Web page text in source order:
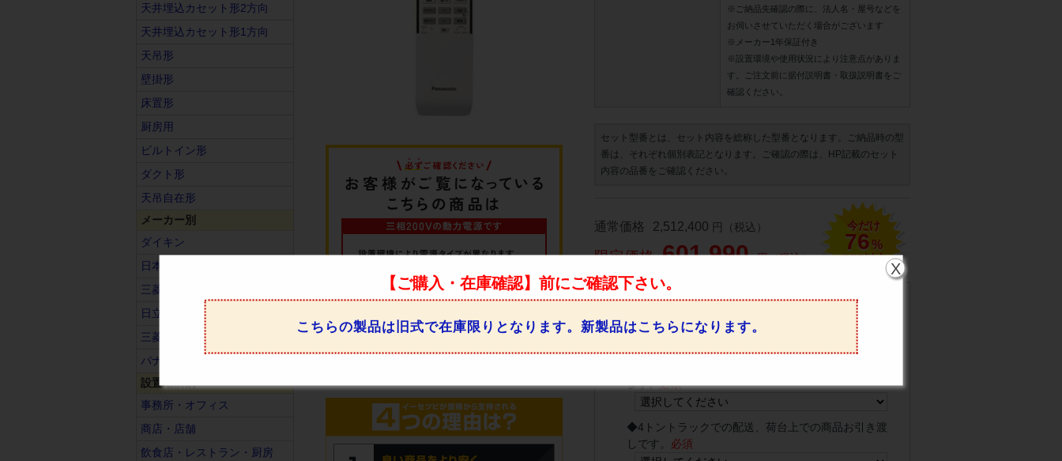
※ご納品先確認の際に、法人名・屋号などを
お伺いさせていただく場合がございます
※メーカー1年保証付き
※設置環境や使用状況により注意点がありま
す。ご注文前に据付説明書・取扱説明書をご
確認ください。
セット型番とは、セット内容を総称した型番となります。ご納品時の型
番は、それぞれ個別表記となります。ご確認の際は、HP記載のセット
内容の品番をご確認ください。
通常価格 2,512,400 円（税込）
限定価格 601,990 円（税込）
今だけ
76%
OFF以上
時間指定希望の場合は有料での対応です。(メーカ
ーによる)必須
ます。必須
◆4トントラックでの配送、荷台上での商品お引き渡
しです。 必須
【ご購入・在庫確認】前にご確認下さい。
こちらの製品は旧式で在庫限りとなります。新製品はこちらになります。
X
天井埋込カセット形2方向
天井埋込カセット形1方向
天吊形
壁掛形
床置形
厨房用
ビルトイン形
ダクト形
天吊自在形
メーカー別
ダイキン
日本キヤリア（旧東芝）
三菱電機
日立
三菱重工
パナソニック
設置場所別
事務所・オフィス
商店・店舗
飲食店・レストラン・厨房